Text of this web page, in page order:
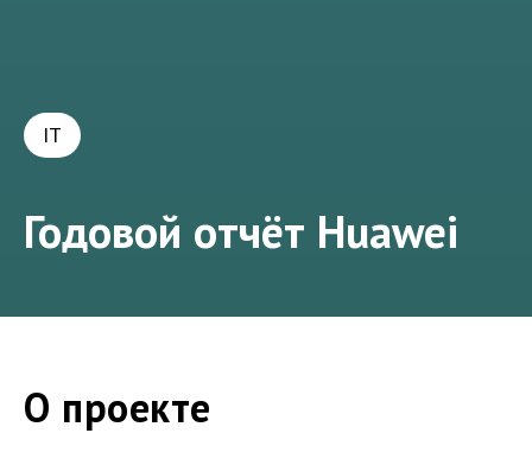
IT
Годовой отчёт Huawei
О проекте